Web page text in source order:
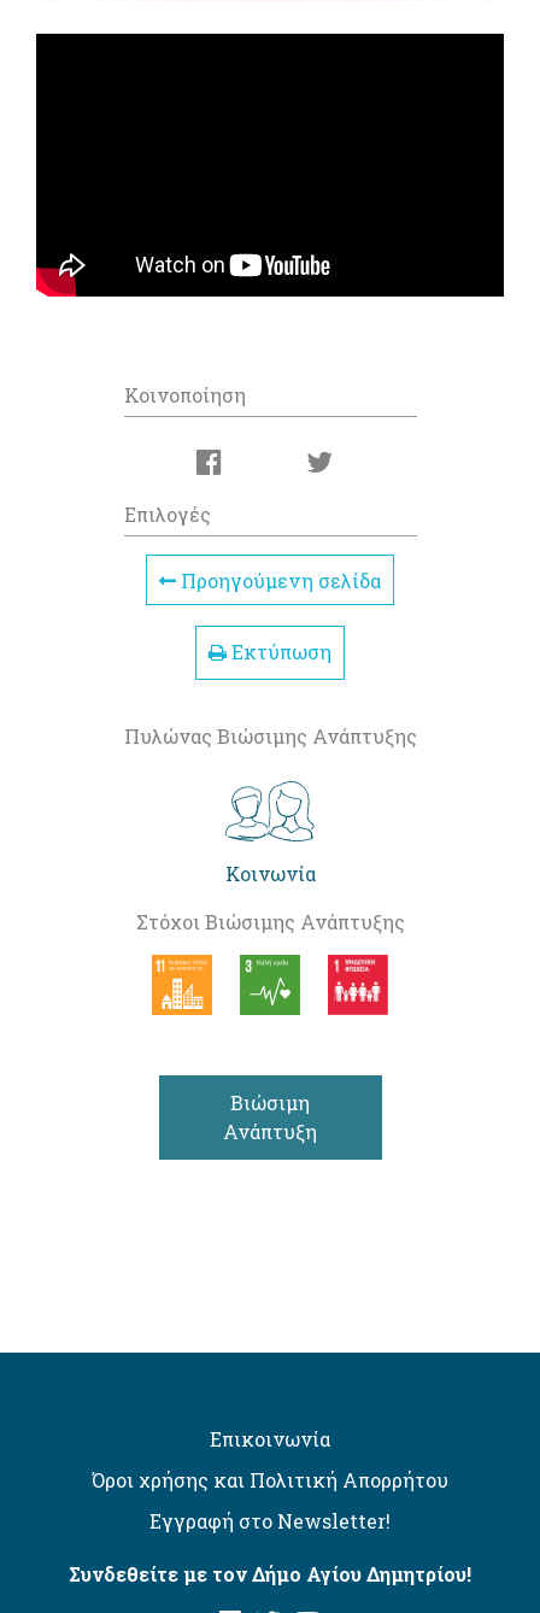
Κοινοποίηση
Επιλογές
Προηγούμενη σελίδα
Εκτύπωση
Πυλώνας Βιώσιμης Ανάπτυξης
Κοινωνία
Στόχοι Βιώσιμης Ανάπτυξης
Βιώσιμη
Ανάπτυξη
Επικοινωνία
Όροι χρήσης και Πολιτική Απορρήτου
Εγγραφή στο Newsletter!
Συνδεθείτε με τον Δήμο Αγίου Δημητρίου!